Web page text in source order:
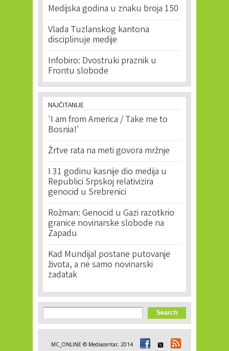
Medijska godina u znaku broja 150
Vlada Tuzlanskog kantona
disciplinuje medije
Infobiro: Dvostruki praznik u
Frontu slobode
NAJČITANIJE
'I am from America / Take me to
Bosnia!'
Žrtve rata na meti govora mržnje
I 31 godinu kasnije dio medija u
Republici Srpskoj relativizira
genocid u Srebrenici
Rožman: Genocid u Gazi razotkrio
granice novinarske slobode na
Zapadu
Kad Mundijal postane putovanje
života, a ne samo novinarski
zadatak
Search form
Search
MC_ONLINE © Mediacentar, 2014